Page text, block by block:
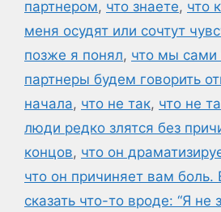
партнером, что знаете, что
меня осудят или сочтут
позже я понял, что мы сами
партнеры будем говорить
начала, что не так, что не
люди редко злятся без
концов, что он
что он причиняет вам
сказать что-то вроде: “Я не